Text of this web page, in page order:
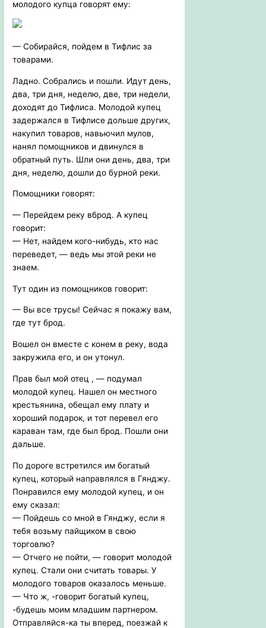
молодого купца говорят ему:
— Собирайся, пойдем в Тифлис за
товарами.
Ладно. Собрались и пошли. Идут день,
два, три дня, неделю, две, три недели,
доходят до Тифлиса. Молодой купец
задержался в Тифлисе дольше других,
накупил товаров, навьючил мулов,
нанял помощников и двинулся в
обратный путь. Шли они день, два, три
дня, неделю, дошли до бурной реки.
Помощники говорят:
— Перейдем реку вброд. А купец
говорит:
— Нет, найдем кого-нибудь, кто нас
переведет, — ведь мы этой реки не
знаем.
Тут один из помощников говорит:
— Вы все трусы! Сейчас я покажу вам,
где тут брод.
Вошел он вместе с конем в реку, вода
закружила его, и он утонул.
Прав был мой отец , — подумал
молодой купец. Нашел он местного
крестьянина, обещал ему плату и
хороший подарок, и тот перевел его
караван там, где был брод. Пошли они
дальше.
По дороге встретился им богатый
купец, который направлялся в Гянджу.
Понравился ему молодой купец, и он
ему сказал:
— Пойдешь со мной в Гянджу, если я
тебя возьму пайщиком в свою
торговлю?
— Отчего не пойти, — говорит молодой
купец. Стали они считать товары. У
молодого товаров оказалось меньше.
— Что ж, -говорит богатый купец,
-будешь моим младшим партнером.
Отправляйся-ка ты вперед, поезжай к